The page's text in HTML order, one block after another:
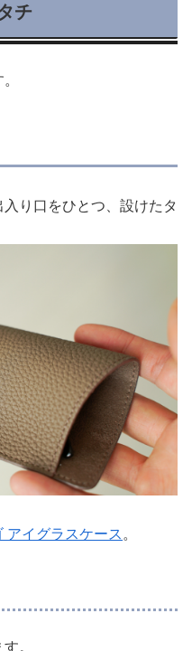
チ
り口をひとつ、設けたタ
アイグラスケース 。
。